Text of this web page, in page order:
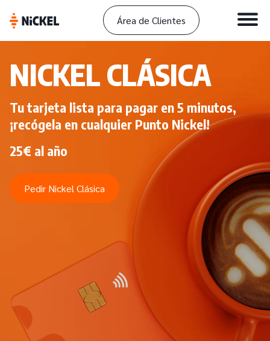
Área de Clientes
NICKEL CLÁSICA
Tu tarjeta lista para pagar en 5 minutos,
¡recógela en cualquier Punto Nickel!
25€ al año
Pedir Nickel Clásica